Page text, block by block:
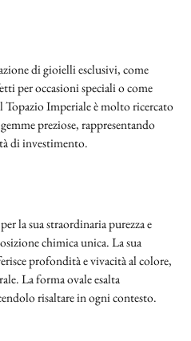
di gioielli esclusivi, come
per occasioni speciali o come
Imperiale è molto ricercato
preziose, rappresentando
di investimento.
la sua straordinaria purezza e
chimica unica. La sua
profondità e vivacità al colore,
La forma ovale esalta
risaltare in ogni contesto.